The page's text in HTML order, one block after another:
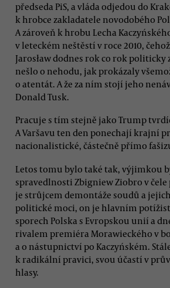
předseda PiS, a vláda odjedou do
k hrobce zakladatele novodobého
A zároveň k hrobu Lecha
v leteckém neštěstí v roce 2010,
Jarosław dodnes rok co rok politicky
nešlo o nehodu, jak prokázaly
o atentát. A že za ním stojí jeho
Donald Tusk.
Pracuje s tím stejně jako Trump
A Varšavu ten den ponechají krajní
nacionalistické, částečně přímo
Letos tomu bylo také tak, výjimkou
spravedlnosti Zbigniew Ziobro v čele
je strůjcem demontáže soudů a
politické moci, on je hlavním
sporech Polska s Evropskou unií a
rivalem premiéra Morawieckého v
a o nástupnictví po Kaczyńském.
k radikální pravici, svou účastí v
hlasy.